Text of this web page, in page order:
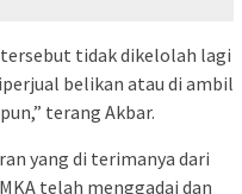
tidak dikelolah lagi
belikan atau di ambil
terang Akbar.
yang di terimanya dari
telah menggadai dan